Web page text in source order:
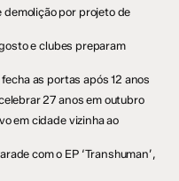
por projeto de
e clubes preparam
as portas após 12 anos
27 anos em outubro
em cidade vizinha ao
com o EP ‘Transhuman’,